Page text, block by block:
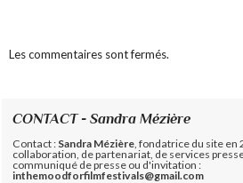
Les commentaires sont fermés.
CONTACT - Sandra Mézière
Contact : Sandra Mézière , fondatrice du site
collaboration, de partenariat, de services
communiqué de presse ou d'invitation :
inthemoodforfilmfestivals@gmail.com